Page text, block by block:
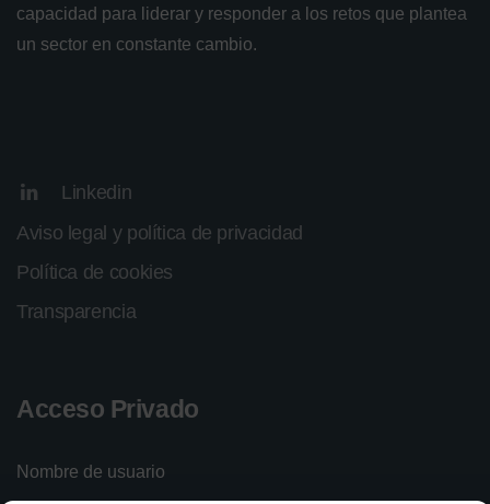
capacidad para liderar y responder a los retos que plantea
un sector en constante cambio.
Linkedin
Aviso legal y política de privacidad
Política de cookies
Transparencia
Acceso Privado
Nombre de usuario